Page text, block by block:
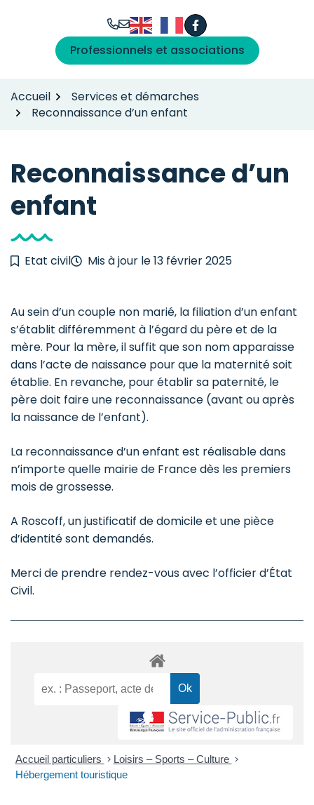
Facebook
(ouverture dans un
Professionnels et associations
Accueil
Services et démarches
Reconnaissance d’un enfant
Reconnaissance d’un
enfant
Etat civil Mis à jour le13 février 2025
Au sein d’un couple non marié, la filiation d’un enfant
s’établit différemment à l’égard du père et de la
mère. Pour la mère, il suffit que son nom apparaisse
dans l’acte de naissance pour que la maternité soit
établie. En revanche, pour établir sa paternité, le
père doit faire une reconnaissance (avant ou après
la naissance de l’enfant).
La reconnaissance d’un enfant est réalisable dans
n’importe quelle mairie de France dès les premiers
mois de grossesse.
A Roscoff, un justificatif de domicile et une pièce
d’identité sont demandés.
Merci de prendre rendez-vous avec l’officier d’État
Civil.
Accueil particuliers > Loisirs – Sports – Culture >
Hébergement touristique